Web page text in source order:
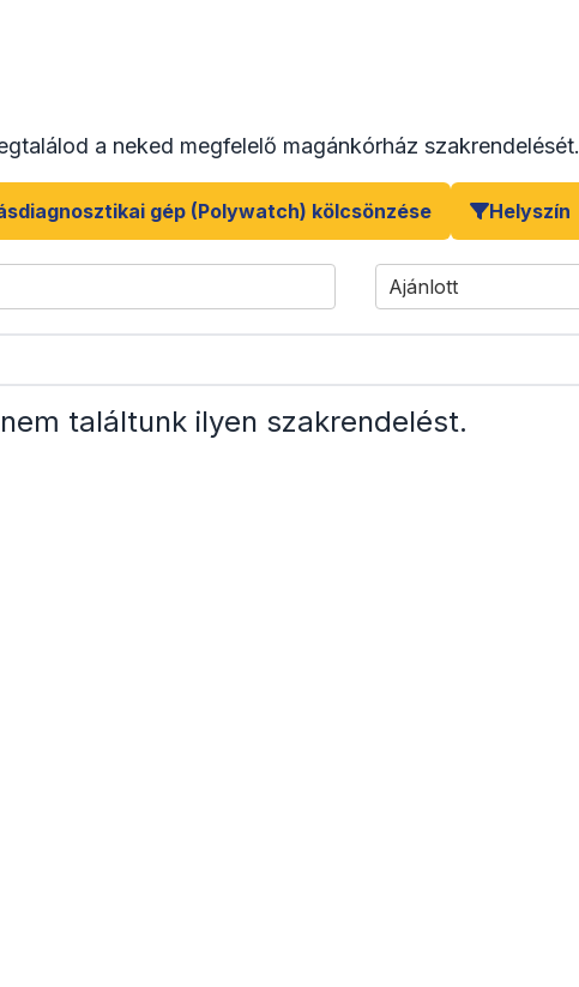
a neked megfelelő magánkórház szakrendelését.
gép (Polywatch) kölcsönzése Helyszín
Ajánlott
találtunk ilyen szakrendelést.